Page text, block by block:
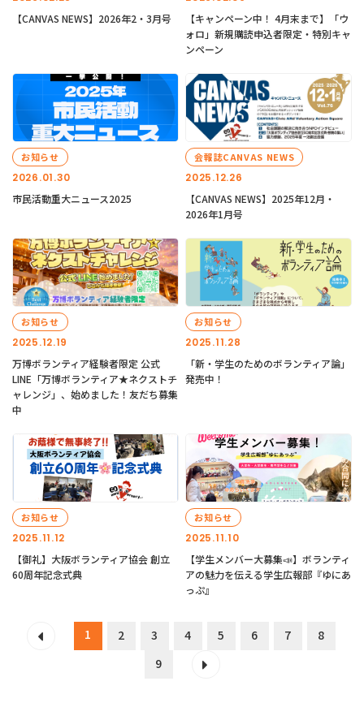
【CANVAS NEWS】2026年2・3月号
【キャンペーン中！ 4月末まで】「ウ
ォロ」新規購読申込者限定・特別キャ
ンペーン
2026.01.30
お知らせ
市民活動重大ニュース2025
2025.12.26
会報誌CANVAS NEWS
【CANVAS NEWS】2025年12月・
2026年1月号
2025.12.19
お知らせ
万博ボランティア経験者限定 公式
LINE「万博ボランティア★ネクストチ
ャレンジ」、始めました！友だち募集
中
2025.11.28
お知らせ
「新・学生のためのボランティア論」
発売中！
2025.11.12
お知らせ
【御礼】大阪ボランティア協会 創立
60周年記念式典
2025.11.10
お知らせ
【学生メンバー大募集📣】ボランティ
アの魅力を伝える学生広報部『ゆにあ
っぷ』
1 2 3 4 5 6 7
8
9